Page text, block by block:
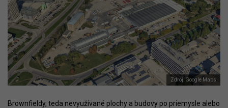
Zdroj: Google Maps
Brownfieldy, teda nevyužívané plochy a budovy po priemysle alebo